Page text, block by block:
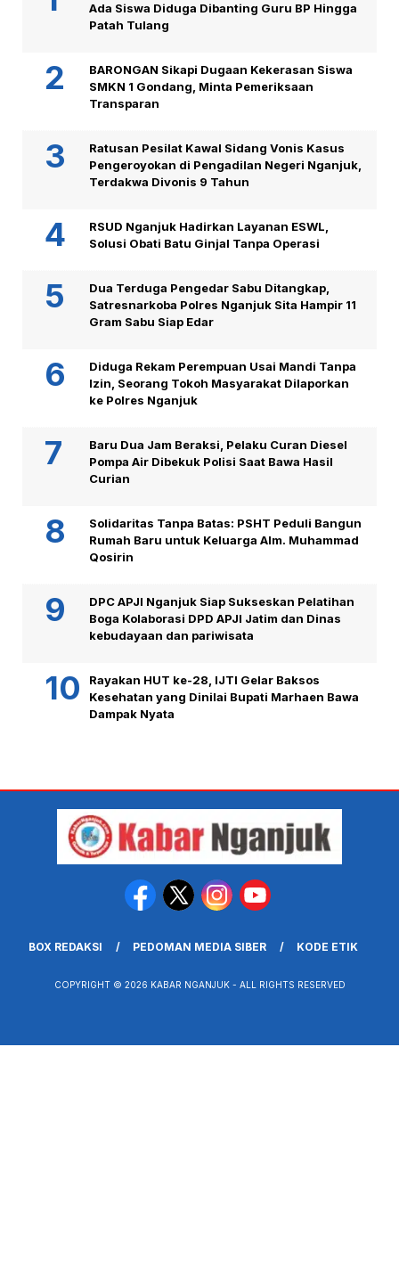
Ada Siswa Diduga Dibanting Guru BP Hingga
Patah Tulang
BARONGAN Sikapi Dugaan Kekerasan Siswa
SMKN 1 Gondang, Minta Pemeriksaan
Transparan
Ratusan Pesilat Kawal Sidang Vonis Kasus
Pengeroyokan di Pengadilan Negeri Nganjuk,
Terdakwa Divonis 9 Tahun
RSUD Nganjuk Hadirkan Layanan ESWL,
Solusi Obati Batu Ginjal Tanpa Operasi
Dua Terduga Pengedar Sabu Ditangkap,
Satresnarkoba Polres Nganjuk Sita Hampir 11
Gram Sabu Siap Edar
Diduga Rekam Perempuan Usai Mandi Tanpa
Izin, Seorang Tokoh Masyarakat Dilaporkan
ke Polres Nganjuk
Baru Dua Jam Beraksi, Pelaku Curan Diesel
Pompa Air Dibekuk Polisi Saat Bawa Hasil
Curian
Solidaritas Tanpa Batas: PSHT Peduli Bangun
Rumah Baru untuk Keluarga Alm. Muhammad
Qosirin
DPC APJI Nganjuk Siap Sukseskan Pelatihan
Boga Kolaborasi DPD APJI Jatim dan Dinas
kebudayaan dan pariwisata
Rayakan HUT ke-28, IJTI Gelar Baksos
Kesehatan yang Dinilai Bupati Marhaen Bawa
Dampak Nyata
BOX REDAKSI PEDOMAN MEDIA SIBER KODE ETIK
COPYRIGHT © 2026 KABAR NGANJUK - ALL RIGHTS RESERVED